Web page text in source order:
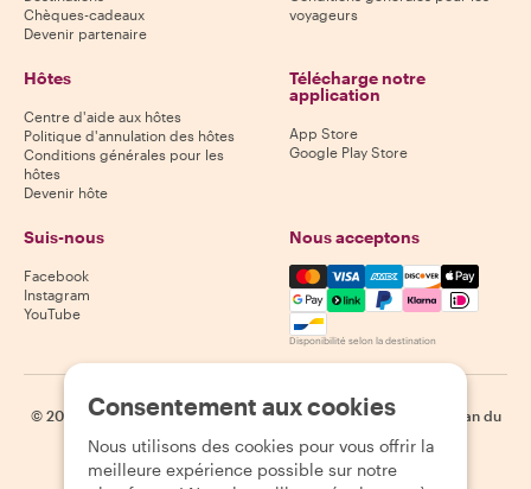
Chèques-cadeaux
Devenir partenaire
voyageurs
Hôtes
Centre d'aide aux hôtes
Politique d'annulation des hôtes
Conditions générales pour les
hôtes
Devenir hôte
Télécharge notre
application
App Store
Google Play Store
Suis-nous
Facebook
Instagram
YouTube
Nous acceptons
Mastercard, Visa, Amex,
Disponibilité selon la destination
© 2026 Withlocals.com | Politique de confidentialité | Cookies
Plan du
site
Consentement aux cookies
Nous utilisons des cookies pour vous offrir la
meilleure expérience possible sur notre